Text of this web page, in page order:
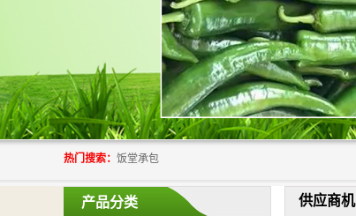
热门搜索： 饭堂承包
产品分类 供应商机